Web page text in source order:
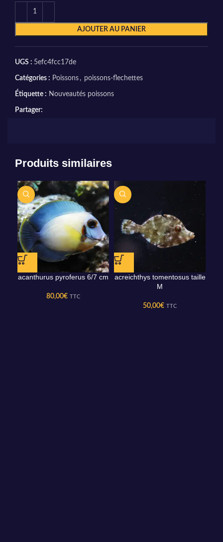
AJOUTER AU PANIER
UGS : 5efc4fcc17de
Catégories : Poissons , poissons-flechettes
Étiquette : Nouveautés poissons
Partager:
Produits similaires
acanthurus pyroferus 6/7 cm
80,00€ TTC
acreichthys tomentosus taille
M
50,00€ TTC